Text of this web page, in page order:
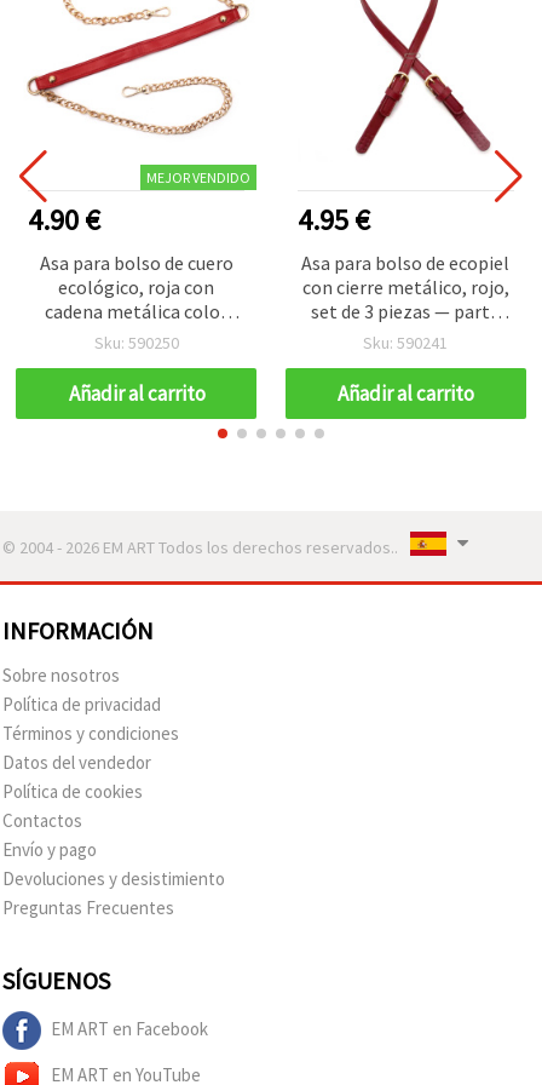
MEJOR VENDIDO
4.90 €
Asa para bolso de cuero
ecológico, roja con
cadena metálica color
dorado y mosquetones,
Sku: 590250
Añadir al carrito
4.95 €
Asa para bolso de ecopiel
con cierre metálico, rojo,
set de 3 piezas — parte
larga: 68 x 1,5 x 0,4 cm;
cm
Sku: 590241
Añadir al carrito
© 2004 - 2026 EM ART Todos los derechos reservados..
INFORMACIÓN
Sobre nosotros
Política de privacidad
Términos y condiciones
Datos del vendedor
Política de cookies
Contactos
Envío y pago
Devoluciones y desistimiento
Preguntas Frecuentes
SÍGUENOS
EM ART en Facebook
EM ART en YouTube